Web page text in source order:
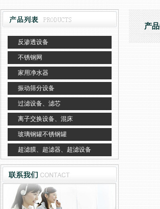
反渗透设备
不锈钢网
家用净水器
振动筛分设备
过滤设备、滤芯
离子交换设备、混床
玻璃钢罐不锈钢罐
超滤膜、超滤器、超滤设备
产